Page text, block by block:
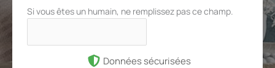
Si vous êtes un humain, ne remplissez pas ce champ.
Données sécurisées